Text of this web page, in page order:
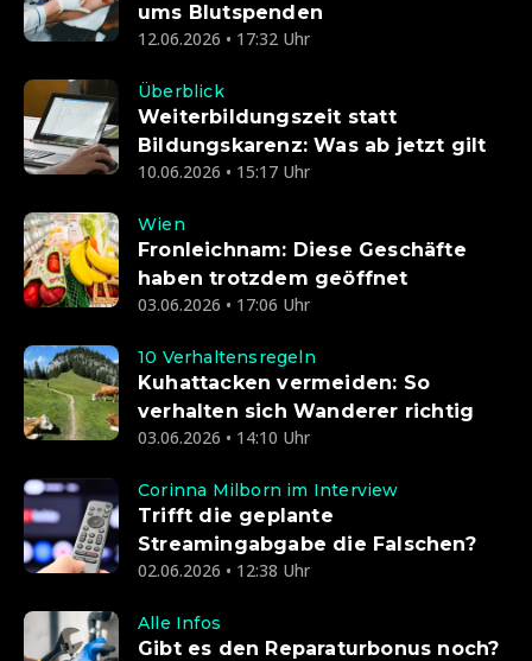
ums Blutspenden
12.06.2026 • 17:32 Uhr
Überblick
Weiterbildungszeit statt
Bildungskarenz: Was ab jetzt gilt
10.06.2026 • 15:17 Uhr
Wien
Fronleichnam: Diese Geschäfte
haben trotzdem geöffnet
03.06.2026 • 17:06 Uhr
10 Verhaltensregeln
Kuhattacken vermeiden: So
verhalten sich Wanderer richtig
03.06.2026 • 14:10 Uhr
Corinna Milborn im Interview
Trifft die geplante
Streamingabgabe die Falschen?
02.06.2026 • 12:38 Uhr
Alle Infos
Gibt es den Reparaturbonus noch?